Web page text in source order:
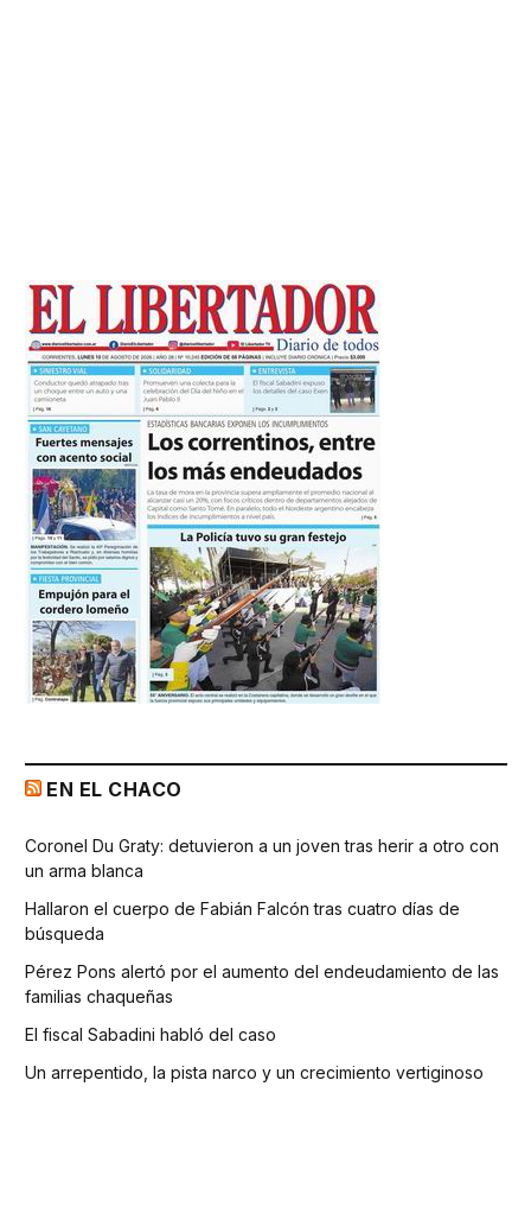
EN EL CHACO
Coronel Du Graty: detuvieron a un joven tras herir a otro con
un arma blanca
Hallaron el cuerpo de Fabián Falcón tras cuatro días de
búsqueda
Pérez Pons alertó por el aumento del endeudamiento de las
familias chaqueñas
El fiscal Sabadini habló del caso
Un arrepentido, la pista narco y un crecimiento vertiginoso